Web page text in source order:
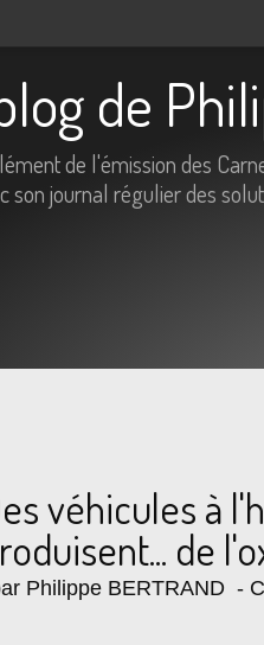
blog de
de l'émission des
son journal régulier des
véhicules à
de
Philippe BERTRAND -